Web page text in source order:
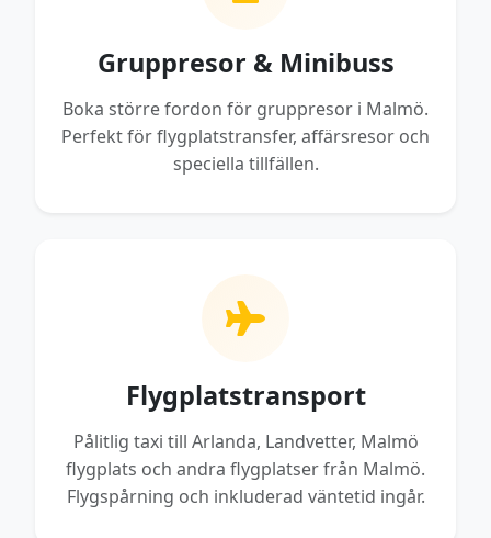
Gruppresor & Minibuss
Boka större fordon för gruppresor i Malmö.
Perfekt för flygplatstransfer, affärsresor och
speciella tillfällen.
Flygplatstransport
Pålitlig taxi till Arlanda, Landvetter, Malmö
flygplats och andra flygplatser från Malmö.
Flygspårning och inkluderad väntetid ingår.